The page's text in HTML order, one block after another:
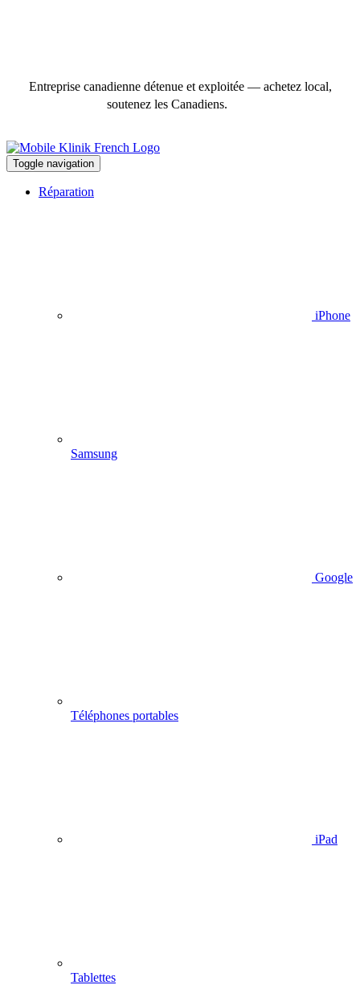
Entreprise canadienne détenue et exploitée — achetez local,
soutenez les Canadiens.
Toggle navigation
Réparation
iPhone
Samsung
Google
Téléphones portables
iPad
Tablettes